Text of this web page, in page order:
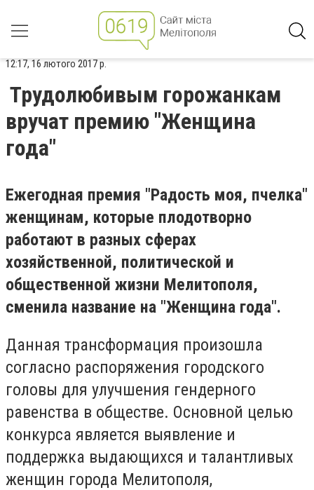
12:17, 16 лютого 2017 р.
Трудолюбивым горожанкам
вручат премию "Женщина
года"
Ежегодная премия "Радость моя, пчелка"
женщинам, которые плодотворно
работают в разных сферах
хозяйственной, политической и
общественной жизни Мелитополя,
сменила название на "Женщина года".
Данная трансформация произошла
согласно распоряжения городского
головы для улучшения гендерного
равенства в обществе. Основной целью
конкурса является выявление и
поддержка выдающихся и талантливых
женщин города Мелитополя,